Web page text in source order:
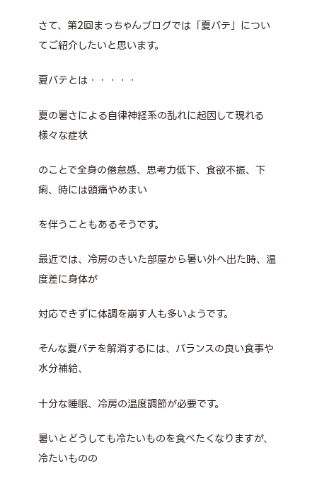
さて、第2回まっちゃんブログでは「夏バテ」につい
てご紹介したいと思います。
夏バテとは・・・・・
夏の暑さによる自律神経系の乱れに起因して現れる
様々な症状
のことで全身の倦怠感、思考力低下、食欲不振、下
痢、時には頭痛やめまい
を伴うこともあるそうです。
最近では、冷房のきいた部屋から暑い外へ出た時、温
度差に身体が
対応できずに体調を崩す人も多いようです。
そんな夏バテを解消するには、バランスの良い食事や
水分補給、
十分な睡眠、冷房の温度調節が必要です。
暑いとどうしても冷たいものを食べたくなりますが、
冷たいものの